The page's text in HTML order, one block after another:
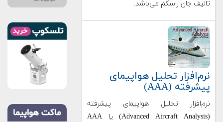
تالیف جان راسکم می‌باشد.
نرم‌افزار تحلیل هواپیمای
پیشرفته (AAA)
نرم‌افزار تحلیل هواپیمای پیشرفته
(Advanced Aircraft Analysis) یا AAA